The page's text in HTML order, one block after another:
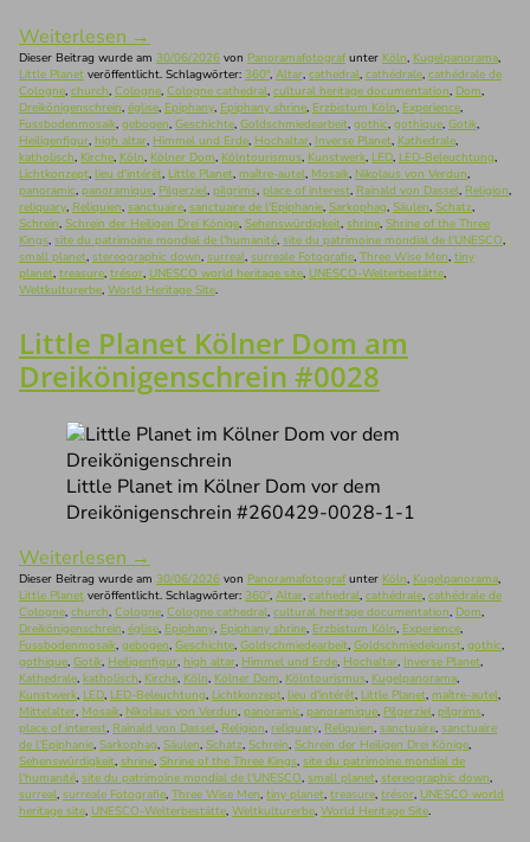
Weiterlesen →
Dieser Beitrag wurde am 30/06/2026 von Panoramafotografunter Köln, Kugelpanorama,
Little Planet veröffentlicht. Schlagwörter: 360°, Altar, cathedral, cathédrale, cathédrale de
Cologne, church, Cologne, Cologne cathedral, cultural heritage documentation, Dom,
Dreikönigenschrein, église, Epiphany, Epiphany shrine, Erzbistum Köln, Experience,
Fussbodenmosaik, gebogen, Geschichte, Goldschmiedearbeit, gothic, gothique, Gotik,
Heiligenfigur, high altar, Himmel und Erde, Hochaltar, Inverse Planet, Kathedrale,
katholisch, Kirche, Köln, Kölner Dom, Kölntourismus, Kunstwerk, LED, LED-Beleuchtung,
Lichtkonzept, lieu d'intérêt, Little Planet, maître-autel, Mosaik, Nikolaus von Verdun,
panoramic, panoramique, Pilgerziel, pilgrims, place of interest, Rainald von Dassel, Religion,
reliquary, Reliquien, sanctuaire, sanctuaire de l'Epiphanie, Sarkophag, Säulen, Schatz,
Schrein, Schrein der Heiligen Drei Könige, Sehenswürdigkeit, shrine, Shrine of the Three
Kings, site du patrimoine mondial de l'humanité, site du patrimoine mondial de l'UNESCO,
small planet, stereographic down, surreal, surreale Fotografie, Three Wise Men, tiny
planet, treasure, trésor, UNESCO world heritage site, UNESCO-Welterbestätte,
Weltkulturerbe, World Heritage Site.
Little Planet Kölner Dom am
Dreikönigenschrein #0028
Little Planet im Kölner Dom vor dem
Dreikönigenschrein #260429-0028-1-1
Weiterlesen →
Dieser Beitrag wurde am 30/06/2026 von Panoramafotografunter Köln, Kugelpanorama,
Little Planet veröffentlicht. Schlagwörter: 360°, Altar, cathedral, cathédrale, cathédrale de
Cologne, church, Cologne, Cologne cathedral, cultural heritage documentation, Dom,
Dreikönigenschrein, église, Epiphany, Epiphany shrine, Erzbistum Köln, Experience,
Fussbodenmosaik, gebogen, Geschichte, Goldschmiedearbeit, Goldschmiedekunst, gothic,
gothique, Gotik, Heiligenfigur, high altar, Himmel und Erde, Hochaltar, Inverse Planet,
Kathedrale, katholisch, Kirche, Köln, Kölner Dom, Kölntourismus, Kugelpanorama,
Kunstwerk, LED, LED-Beleuchtung, Lichtkonzept, lieu d'intérêt, Little Planet, maître-autel,
Mittelalter, Mosaik, Nikolaus von Verdun, panoramic, panoramique, Pilgerziel, pilgrims,
place of interest, Rainald von Dassel, Religion, reliquary, Reliquien, sanctuaire, sanctuaire
de l'Epiphanie, Sarkophag, Säulen, Schatz, Schrein, Schrein der Heiligen Drei Könige,
Sehenswürdigkeit, shrine, Shrine of the Three Kings, site du patrimoine mondial de
l'humanité, site du patrimoine mondial de l'UNESCO, small planet, stereographic down,
surreal, surreale Fotografie, Three Wise Men, tiny planet, treasure, trésor, UNESCO world
heritage site, UNESCO-Welterbestätte, Weltkulturerbe, World Heritage Site.